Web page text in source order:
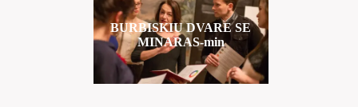
BURBISKIU DVARE SE
MINARAS-min